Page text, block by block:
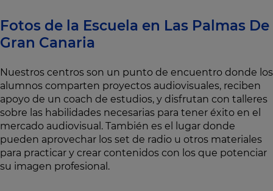
Fotos de la Escuela en Las Palmas De
Gran Canaria
Nuestros centros son un punto de encuentro donde los
alumnos comparten proyectos audiovisuales, reciben
apoyo de un coach de estudios, y disfrutan con talleres
sobre las habilidades necesarias para tener éxito en el
mercado audiovisual. También es el lugar donde
pueden aprovechar los set de radio u otros materiales
para practicar y crear contenidos con los que potenciar
su imagen profesional.